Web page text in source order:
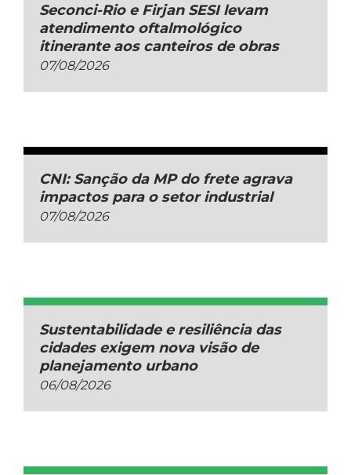
Seconci-Rio e Firjan SESI levam
atendimento oftalmológico
itinerante aos canteiros de obras
07/08/2026
CNI: Sanção da MP do frete agrava
impactos para o setor industrial
07/08/2026
Sustentabilidade e resiliência das
cidades exigem nova visão de
planejamento urbano
06/08/2026